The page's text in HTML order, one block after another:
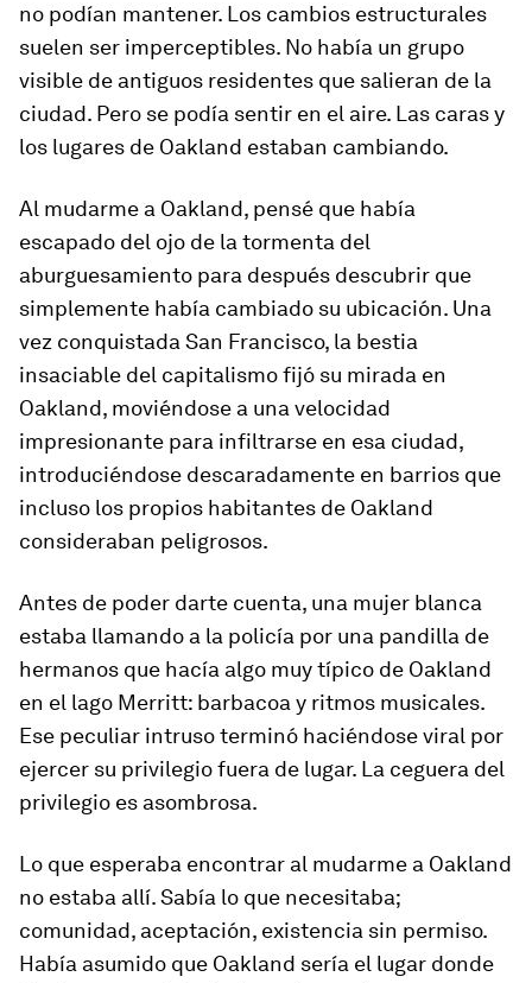
no podían mantener. Los cambios estructurales
suelen ser imperceptibles. No había un grupo
visible de antiguos residentes que salieran de la
ciudad. Pero se podía sentir en el aire. Las caras y
los lugares de Oakland estaban cambiando.
Al mudarme a Oakland, pensé que había
escapado del ojo de la tormenta del
aburguesamiento para después descubrir que
simplemente había cambiado su ubicación. Una
vez conquistada San Francisco, la bestia
insaciable del capitalismo fijó su mirada en
Oakland, moviéndose a una velocidad
impresionante para infiltrarse en esa ciudad,
introduciéndose descaradamente en barrios que
incluso los propios habitantes de Oakland
consideraban peligrosos.
Antes de poder darte cuenta, una mujer blanca
estaba llamando a la policía por una pandilla de
hermanos que hacía algo muy típico de Oakland
en el lago Merritt: barbacoa y ritmos musicales.
Ese peculiar intruso terminó haciéndose viral por
ejercer su privilegio fuera de lugar. La ceguera del
privilegio es asombrosa.
Lo que esperaba encontrar al mudarme a Oakland
no estaba allí. Sabía lo que necesitaba;
comunidad, aceptación, existencia sin permiso.
Había asumido que Oakland sería el lugar donde